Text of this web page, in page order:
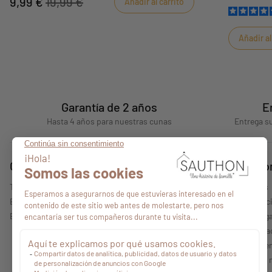
Añadir
Garantía de 2 años
Hasta 4 años para nuestras cunas Entrega
Consejos
Todos nuestros consejos
Encontrar un punto de venta
Espacio profesional
Quiénes
Quiénes somos
Nuestras
Información
Política de
Condiciones
Características